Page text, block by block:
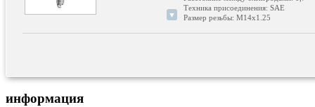
Техника присоединения: SAE
Размер резьбы: M14x1.25
▼
информация